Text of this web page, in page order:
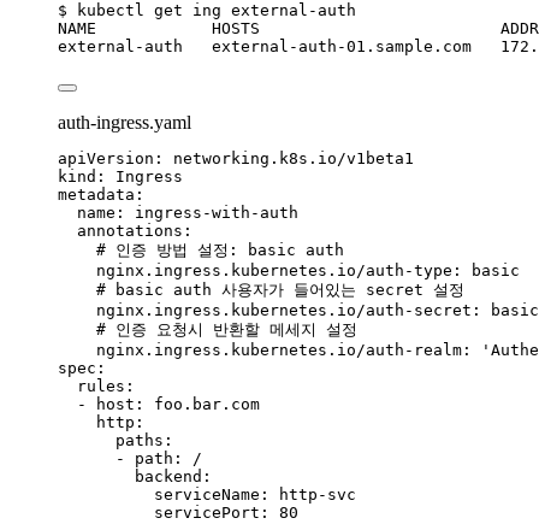
$
kubectl get ing external-auth
NAME
HOSTS
external-auth
external-auth-01.sample.com
auth-ingress.yaml
apiVersion : networking.k8s.io/v1beta1
kind : Ingress
metadata :
name : ingress-with-auth
annotations :
# 인증 방법 설정: basic auth
nginx.ingress.kubernetes.io/auth-type :
basic
# basic auth 사용자가 들어있는 secret 설정
nginx.ingress.kubernetes.io/auth-secret :
# 인증 요청시 반환할 메세지 설정
nginx.ingress.kubernetes.io/auth-realm : '
spec :
rules :
-
host : foo.bar.com
http :
paths :
- path : /
backend :
serviceName :
http-svc
servicePort : 80